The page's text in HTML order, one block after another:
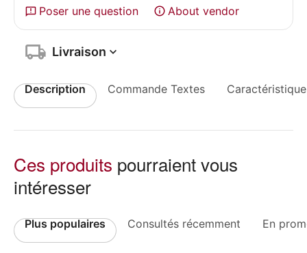
Poser une question
About vendor
Livraison
Description Commande Textes
Ces produits pourraient vous
intéresser
Plus populaires Consultés récemment En